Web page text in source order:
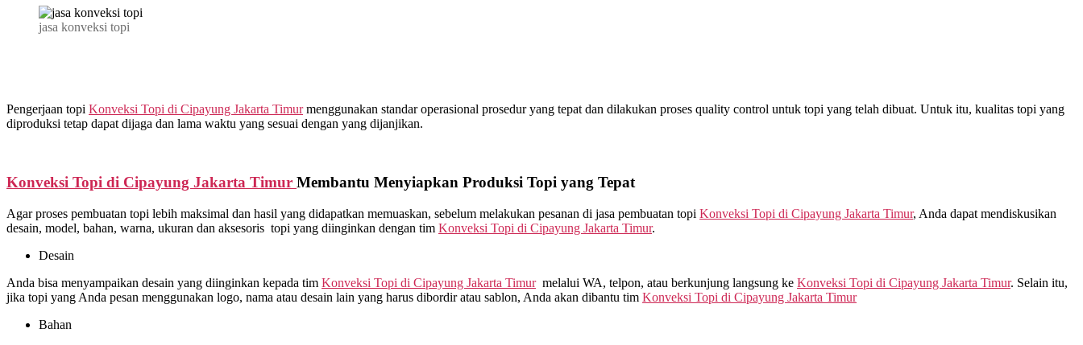
jasa konveksi topi
Pengerjaan topi Konveksi Topi di Cipayung Jakarta Timurmenggunakan standar operasional prosedur yang tepat dan dilakukan proses quality control untuk topi yang telah dibuat. Untuk itu, kualitas topi yang
diproduksi tetap dapat dijaga dan lama waktu yang sesuai dengan yang dijanjikan.
Konveksi Topi di Cipayung Jakarta Timur Membantu Menyiapkan Produksi Topi yang Tepat
Agar proses pembuatan topi lebih maksimal dan hasil yang didapatkan memuaskan, sebelum melakukan pesanan di jasa pembuatan topi Konveksi Topi di Cipayung Jakarta Timur, Anda dapat mendiskusikan
desain, model, bahan, warna, ukuran dan aksesoris topi yang diinginkan dengan tim Konveksi Topi di Cipayung Jakarta Timur.
Desain
Anda bisa menyampaikan desain yang diinginkan kepada tim Konveksi Topi di Cipayung Jakarta Timurmelalui WA, telpon, atau berkunjung langsung ke Konveksi Topi di Cipayung Jakarta Timur. Selain itu,
jika topi yang Anda pesan menggunakan logo, nama atau desain lain yang harus dibordir atau sablon, Anda akan dibantu tim Konveksi Topi di Cipayung Jakarta Timur
Bahan